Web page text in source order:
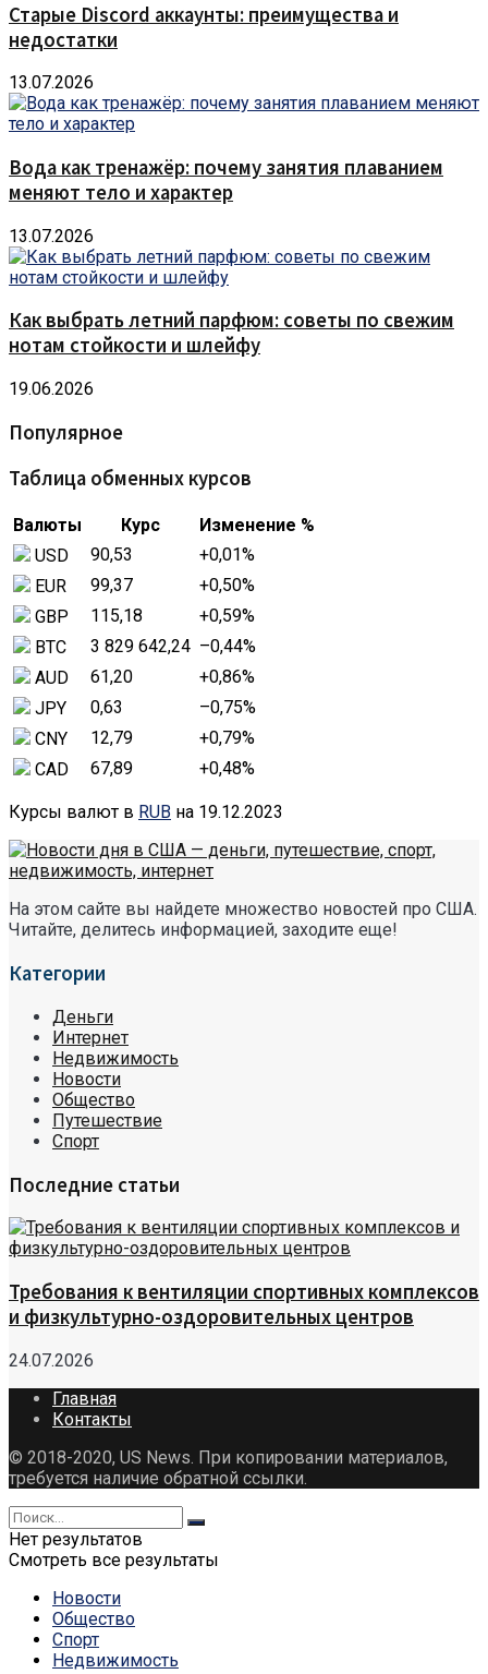
Старые Discord аккаунты: преимущества и
недостатки
13.07.2026
Вода как тренажёр: почему занятия плаванием
меняют тело и характер
13.07.2026
Как выбрать летний парфюм: советы по свежим
нотам стойкости и шлейфу
19.06.2026
Популярное
Таблица обменных курсов
Валюты Курс
Изменение %
USD
90,53 +0,01%
EUR
99,37 +0,50%
GBP
115,18 +0,59%
BTC
3 829 642,24 –0,44%
AUD
61,20 +0,86%
JPY
0,63 –0,75%
CNY
12,79 +0,79%
CAD
67,89 +0,48%
Курсы валют в RUB на 19.12.2023
На этом сайте вы найдете множество новостей про США.
Читайте, делитесь информацией, заходите еще!
Категории
Деньги
Интернет
Недвижимость
Новости
Общество
Путешествие
Спорт
Последние статьи
Требования к вентиляции спортивных комплексов
и физкультурно-оздоровительных центров
24.07.2026
Главная
Контакты
© 2018-2020, US News. При копировании материалов,
требуется наличие обратной ссылки.
Нет результатов
Смотреть все результаты
Новости
Общество
Спорт
Недвижимость